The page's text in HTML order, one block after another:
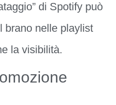
di Spotify può
brano nelle playlist
la visibilità.